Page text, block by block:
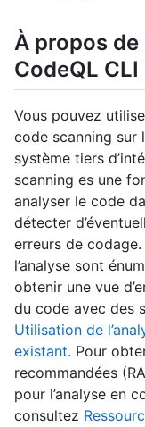
À propos de
CodeQL
Vous pouvez
code scanning sur
système tiers
scanning es une
analyser le code
détecter
erreurs de
l’analyse sont
obtenir une vue
du code avec des
Utilisation de
existant. Pour
recommandées
pour l’analyse en
consultez